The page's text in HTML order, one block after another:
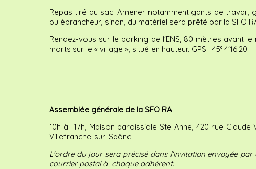
Repas tiré du sac. Amener notamment gants de travail,
ou ébrancheur, sinon, du matériel sera prêté par la SFO
Rendez-vous sur le parking de l'ENS, 80 mètres avant le
morts sur le « village », situé en hauteur. GPS : 45° 4'16.20
-------------------------------------------
Assemblée générale de la SFO RA
10h à 17h, Maison paroissiale Ste Anne, 420 rue Claude
Villefranche-sur-Saône
L'ordre du jour sera précisé dans l'invitation envoyée
courrier postal à chaque adhérent.